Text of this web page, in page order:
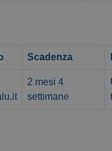
Scadenza
2 mesi 4
settimane